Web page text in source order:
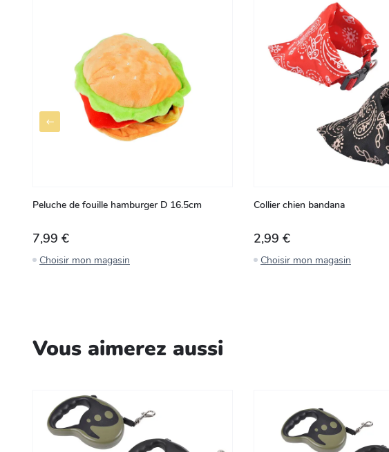
Peluche de fouille hamburger D 16.5cm
7,99 €
Choisir mon magasin
Collier chien bandana
2,99 €
Choisir mon magasin
Vous aimerez aussi